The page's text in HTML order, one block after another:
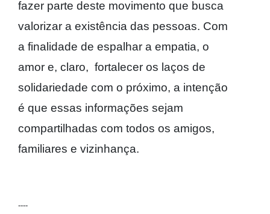
fazer parte deste movimento que busca
valorizar a existência das pessoas. Com
a finalidade de espalhar a empatia, o
amor e, claro, fortalecer os laços de
solidariedade com o próximo, a intenção
é que essas informações sejam
compartilhadas com todos os amigos,
familiares e vizinhança.
----